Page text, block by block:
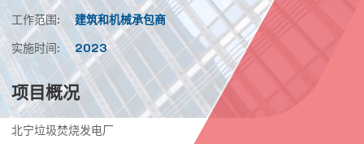
工作范围:
建筑和机械承包商
实施时间:
2023
项目概况
北宁垃圾焚烧发电厂